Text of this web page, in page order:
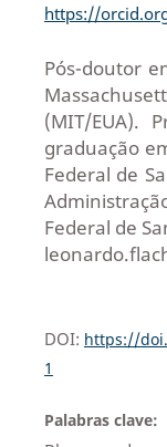
https://
Pós-doutor
(MIT/EUA).
graduação
Federal de
Federal de
DOI: https://
1
Palabras clave: